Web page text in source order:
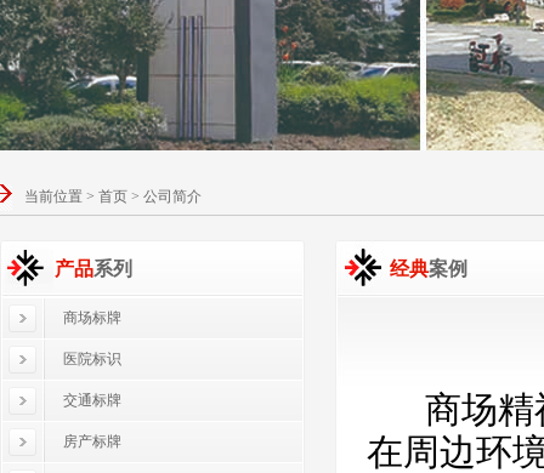
当前位置 > 首页 > 公司简介
产品系列
商场标牌
医院标识
交通标牌
房产标牌
经典案例
商场精
在周边环